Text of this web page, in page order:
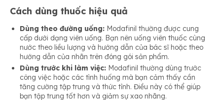
Cách dùng thuốc hiệu quả
Dùng theo đường uống: Modafinil thường được cung
cấp dưới dạng viên uống. Bạn nên uống viên thuốc cùng
nước theo liều lượng và hướng dẫn của bác sĩ hoặc theo
hướng dẫn của nhãn trên đóng gói sản phẩm.
Dùng trước khi làm việc: Modafinil thường dùng trước
công việc hoặc các tình huống mà bạn cảm thấy cần
tăng cường tập trung và thức tỉnh. Điều này có thể giúp
bạn tập trung tốt hơn và giảm sự xao nhãng.